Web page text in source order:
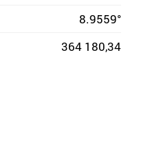
8.9559°
364 180,34